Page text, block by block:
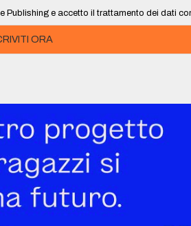
e accetto il trattamento dei dati
ORA